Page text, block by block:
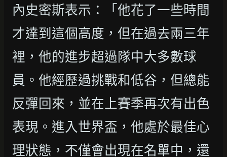
內史密斯表示：「他花了一些時間
才達到這個高度，但在過去兩三年
裡，他的進步超過隊中大多數球
員。他經歷過挑戰和低谷，但總能
反彈回來，並在上賽季再次有出色
表現。進入世界盃，他處於最佳心
理狀態，不僅會出現在名單中，還